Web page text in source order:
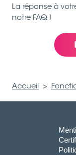
La réponse à
notre FAQ !
Accueil >